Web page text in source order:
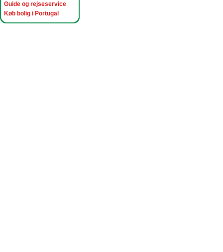
Guide og rejseservice
Køb bolig i Portugal